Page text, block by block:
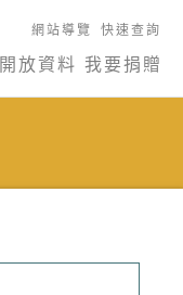
網站導覽 快速查詢
開放資料 我要捐贈